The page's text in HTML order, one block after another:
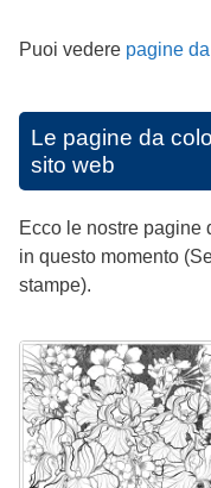
Puoi vedere pagine
Le pagine da
sito web
Ecco le nostre pagine
in questo momento
stampe).